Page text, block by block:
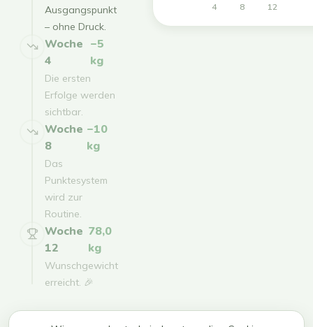
Ausgangspunkt
– ohne Druck.
Woche
4
−5
kg
Die ersten
Erfolge werden
sichtbar.
Woche
8
−10
kg
Das
Punktesystem
wird zur
Routine.
Woche
12
78,0
kg
Wunschgewicht
erreicht. 🎉
4
8
12